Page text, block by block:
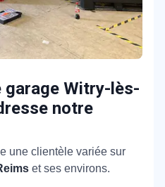
garage Witry-lès-
notre
une clientèle variée sur
et ses environs.